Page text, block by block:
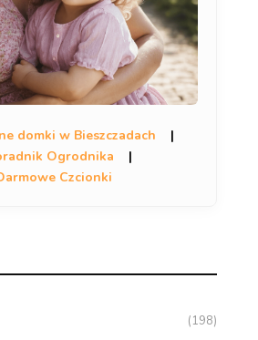
domki w Bieszczadach
|
Ogrodnika
|
Czcionki
(198)